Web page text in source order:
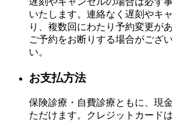
いたします。連絡なく遅刻やキ
り、複数回にわたり予約変更が
ご予約をお断りする場合がござ
い。
お支払方法
保険診療・自費診療ともに、現
ただけます。クレジットカード